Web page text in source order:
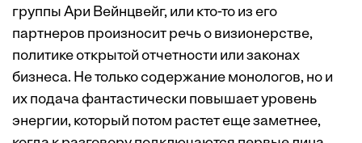
группы Ари Вейнцвейг, или кто-то из его
партнеров произносит речь о визионерстве,
политике открытой отчетности или законах
бизнеса. Не только содержание монологов, но и
их подача фантастически повышает уровень
энергии, который потом растет еще заметнее,